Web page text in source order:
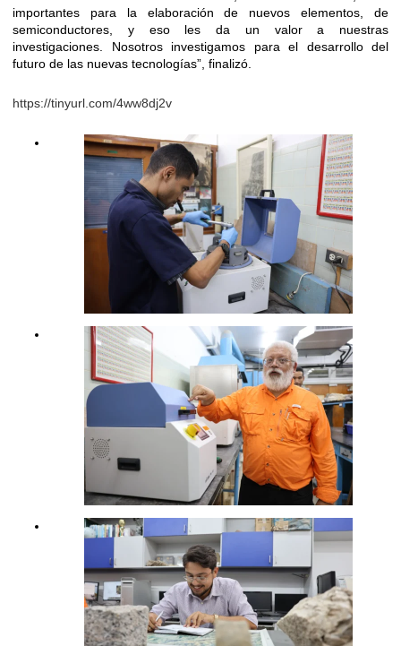
importantes para la elaboración de nuevos elementos, de
semiconductores, y eso les da un valor a nuestras
investigaciones. Nosotros investigamos para el desarrollo del
futuro de las nuevas tecnologías”, finalizó.
https://tinyurl.com/4ww8dj2v